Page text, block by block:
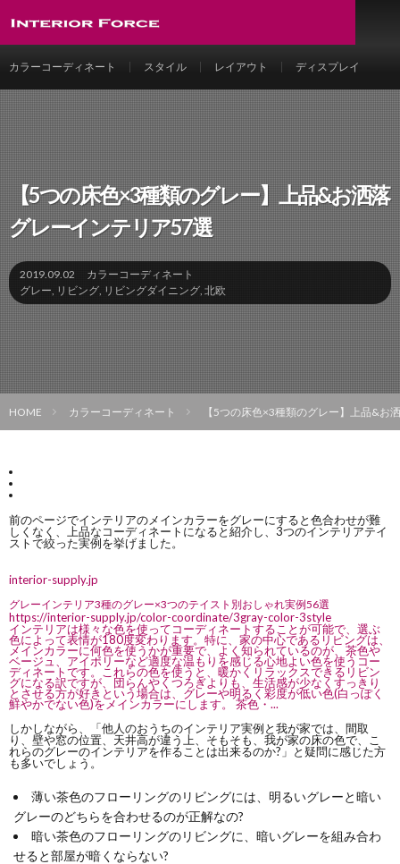
カラーコーディネート スタイル レイアウト ディスプレイ
【5つの床色×3種類のグレー】上品&お洒落
グレーインテリア57選
2019.09.02
カラーコーディネート
グレー, リビング, リビングダイニング, 北欧
HOME カラーコーディネート 【5つの床色×3種類のグレー】上品&お
前のページでインテリアのメインカラーをグレーにすると色合わせが難
しくなく、上品なコーディネートになると紹介し、3つのインテリアテイ
ストで絞った実例を挙げました。
interior-supply.jp
グレーインテリア3種のグレー×3つのテイスト別おしゃれ実例56選
https://interior-supply.jp/color-coordinate/3gray-color-3style
インテリアは様々な色を使ってコーディネートすることが可能で、選ぶ
色によって表情が180度変わります。特に、家の中心であるリビングは、
メインカラーに何色を使うかが重要で、よく知られているのが、茶色や
ベージュ、アイボリーなど適度な温もりを感じる心地よい色を使うコー
ディネートです。これらの色を使うと、暖かくリラックスできるリビン
グになる訳ですが、団らんやくつろぎよりも、生活感が少なくすっきり
とさせる方が好きという場合は、グレーや明るく彩度が低い色(白っぽく
鮮やかでない色)をメインカラーにします。 茶色・...
しかしながら、「他人のおうちのインテリア実例と我が家では、間取
り、壁や窓の位置、天井高が違う上、そもそも、我が家の床の色で、こ
れらのグレーのインテリアを作ることは出来るのか?」と疑問に感じた方
も多いでしょう。
薄い茶色のフローリングのリビングには、 明るいグレーと暗い
グレーのどちらを合わせるのが正解なの?
暗い茶色のフローリングのリビングに、 暗いグレーを組み合わ
せると部屋が暗く ならない?